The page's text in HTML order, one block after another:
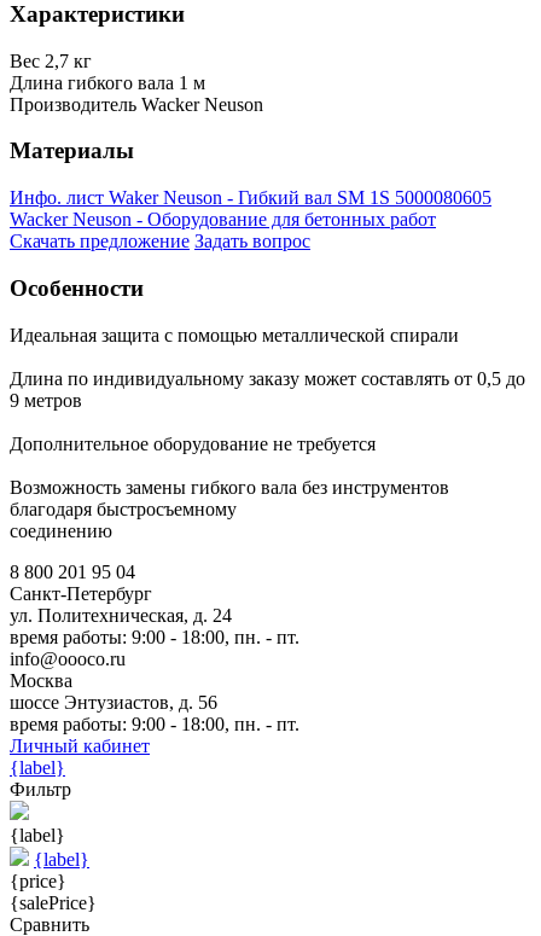
Характеристики
Вес 2,7 кг
Длина гибкого вала 1 м
Производитель Wacker Neuson
Материалы
Инфо. лист Waker Neuson - Гибкий вал SM 1S 5000080605
Wacker Neuson - Оборудование для бетонных работ
Скачать предложение Задать вопрос
Особенности
Идеальная защита с помощью металлической спирали
Длина по индивидуальному заказу может составлять от 0,5 до
9 метров
Дополнительное оборудование не требуется
Возможность замены гибкого вала без инструментов
благодаря быстросъемному
соединению
8 800 201 95 04
Санкт-Петербург
ул. Политехническая, д. 24
время работы: 9:00 - 18:00, пн. - пт.
info@oooco.ru
Москва
шоссе Энтузиастов, д. 56
время работы: 9:00 - 18:00, пн. - пт.
Личный кабинет
{label}
Фильтр
{label}
{label}
{price}
{salePrice}
Сравнить